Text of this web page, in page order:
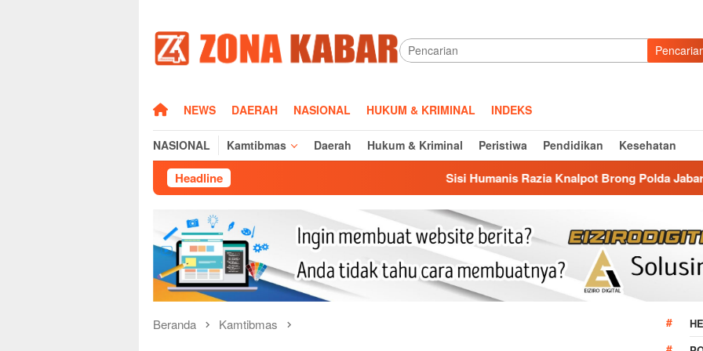
konten
HOMENEWS DAERAH NASIONAL HUKUM & KRIMINAL INDEKS
NASIONAL Kamtibmas Daerah Hukum & Kriminal Peristiwa Pendidikan Kesehatan
Headline Sisi Humanis Razia Knalpot Brong Polda Jabar: Edukasi
Beranda Kamtibmas